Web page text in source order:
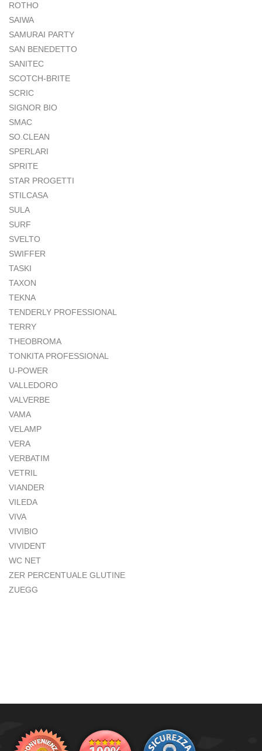
ROTHO
SAIWA
SAMURAI PARTY
SAN BENEDETTO
SANITEC
SCOTCH-BRITE
SCRIC
SIGNOR BIO
SMAC
SO.CLEAN
SPERLARI
SPRITE
STAR PROGETTI
STILCASA
SULA
SURF
SVELTO
SWIFFER
TASKI
TAXON
TEKNA
TENDERLY PROFESSIONAL
TERRY
THEOBROMA
TONKITA PROFESSIONAL
U-POWER
VALLEDORO
VALVERBE
VAMA
VELAMP
VERA
VERBATIM
VETRIL
VIANDER
VILEDA
VIVA
VIVIBIO
VIVIDENT
WC NET
ZER PERCENTUALE GLUTINE
ZUEGG